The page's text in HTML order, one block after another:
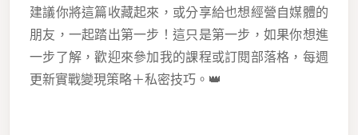
建議你將這篇收藏起來，或分享給也想經營自媒體的
朋友，一起踏出第一步！這只是第一步，如果你想進
一步了解，歡迎來參加我的課程或訂閱部落格，每週
更新實戰變現策略＋私密技巧。👑